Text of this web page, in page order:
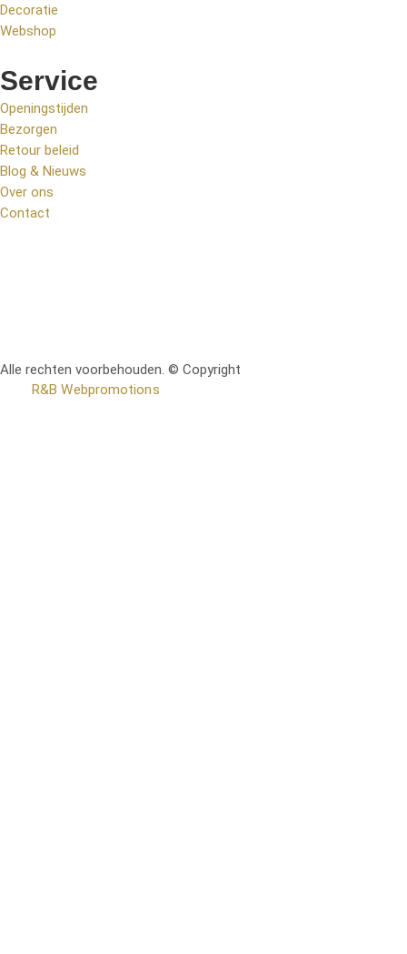
Decoratie
Webshop
Service
Openingstijden
Bezorgen
Retour beleid
Blog & Nieuws
Over ons
Contact
Alle rechten voorbehouden. © Copyright
R&B Webpromotions